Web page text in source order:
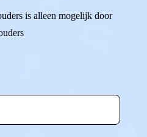
is alleen mogelijk door